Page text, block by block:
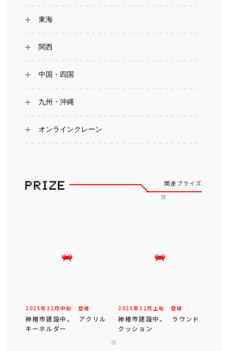
東海
関西
中国・四国
九州・沖縄
オンラインクレーン
関連プライズ
2025年 12 月 中旬 登場
神椿市建設中。 アクリル
キーホルダー
2025年 12 月 上旬 登場
神椿市建設中。 ラウンド
クッション